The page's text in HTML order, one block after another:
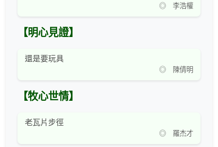
◎ 李浩權
【明心見證】
還是要玩具
◎ 陳倩明
【牧心世情】
老瓦片步徑
◎ 羅杰才